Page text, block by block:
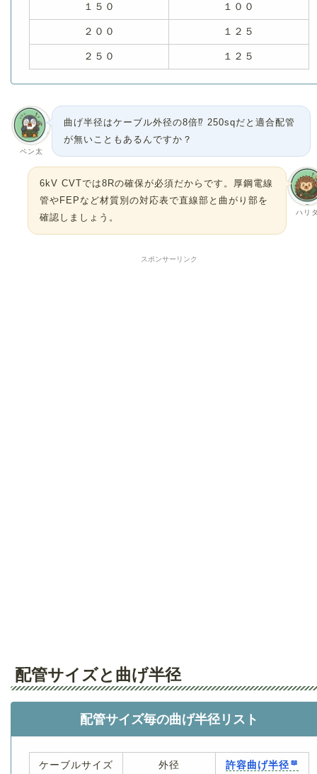
１５０ １００
２００ １２５
２５０ １２５
ペン太
曲げ半径はケーブル外径の8倍⁉ 250sqだと適合配管
が無いこともあるんですか？
ハリ
6kV CVTでは8Rの確保が必須だからです。厚鋼電線
管やFEPなど材質別の対応表で直線部と曲がり部を
確認しましょう。
スポンサーリンク
配管サイズと曲げ半径
配管サイズ毎の曲げ半径リスト
ケーブルサイズ 外径 許容曲げ半径